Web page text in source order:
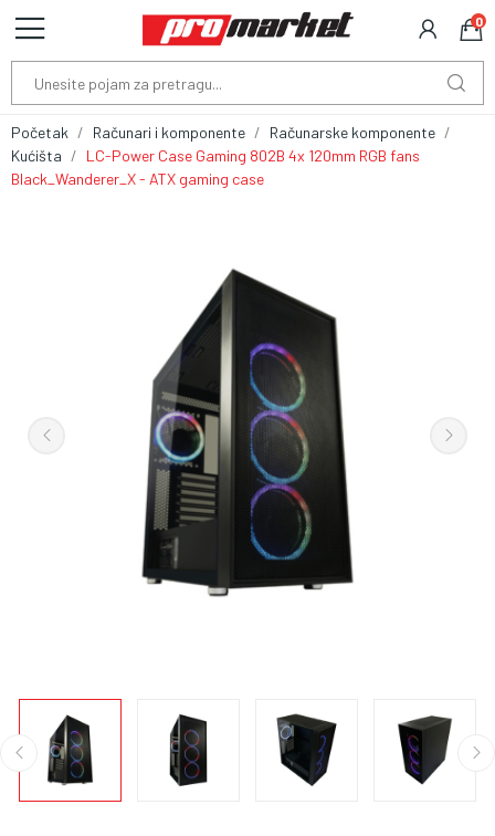
0
Početak Računari i komponente
Računarske komponente
Kućišta
LC-Power Case Gaming 802B 4x 120mm RGB fans
Black_Wanderer_X - ATX gaming case